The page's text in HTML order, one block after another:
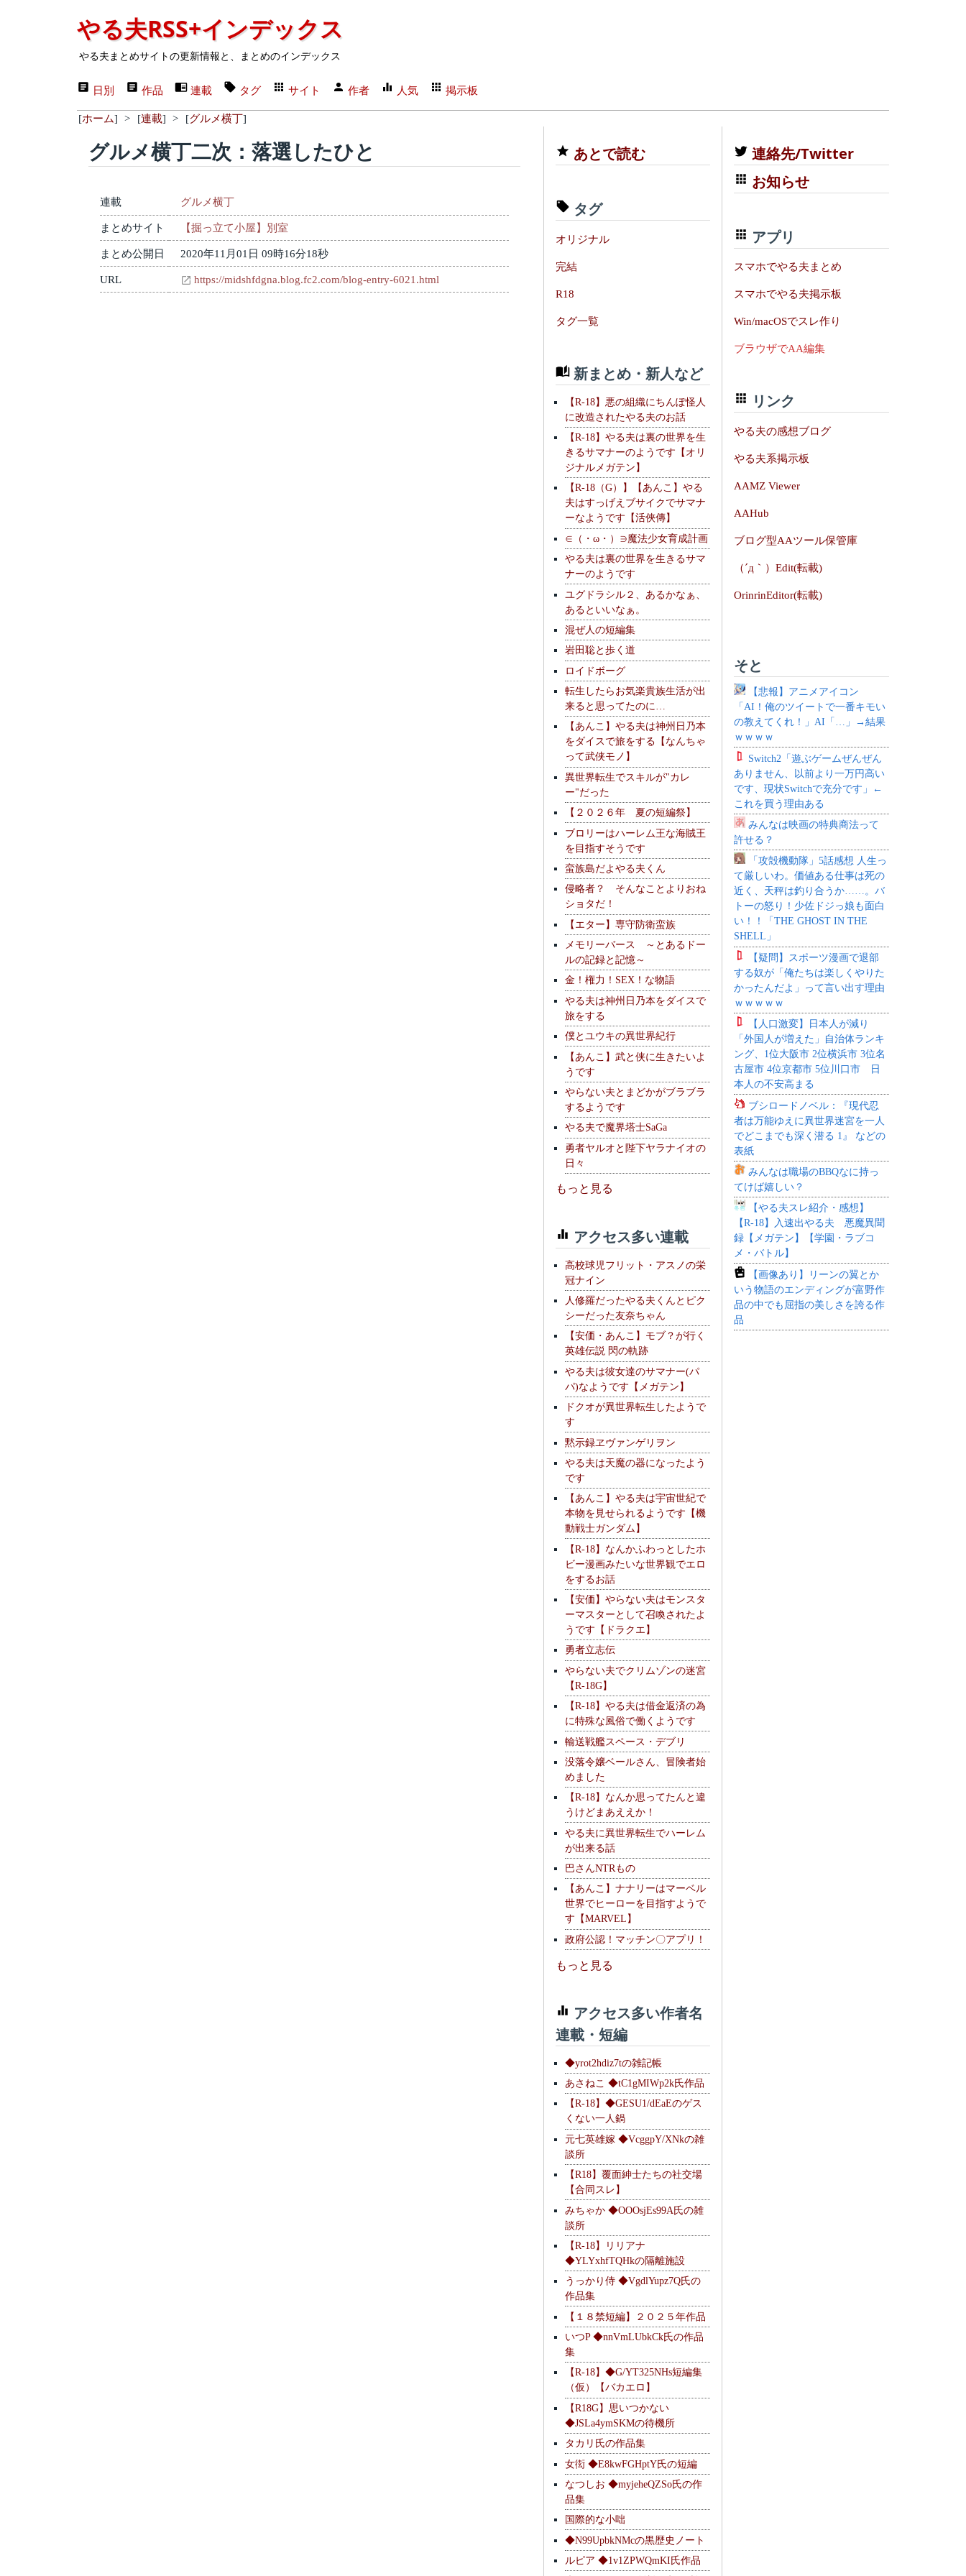
やる夫RSS+インデックス
やる夫まとめサイトの更新情報と、まとめのインデックス
日別 作品 連載 タグ サイト 作者 人気 掲示板
[ホーム] > [連載] > [グルメ横丁]
グルメ横丁二次：落選したひと
連載 グルメ横丁
まとめサイト 【掘っ立て小屋】別室
まとめ公開日 2020年11月01日 09時16分18秒
URL https://midshfdgna.blog.fc2.com/blog-entry-6021.html
あとで読む
タグ
オリジナル
完結
R18
タグ一覧
新まとめ・新人など
【R-18】悪の組織にちんぽ怪人
に改造されたやる夫のお話
【R-18】やる夫は裏の世界を生
きるサマナーのようです【オリ
ジナルメガテン】
【R-18（G）】【あんこ】やる
夫はすっげえブサイクでサマナ
ーなようです【活俠傳】
∈（・ω・）∋魔法少女育成計画
やる夫は裏の世界を生きるサマ
ナーのようです
ユグドラシル２、あるかなぁ、
あるといいなぁ。
混ぜ人の短編集
岩田聡と歩く道
ロイドボーグ
転生したらお気楽貴族生活が出
来ると思ってたのに…
【あんこ】やる夫は神州日乃本
をダイスで旅をする【なんちゃ
って武侠モノ】
異世界転生でスキルが"カレ
ー"だった
【２０２６年 夏の短編祭】
ブロリーはハーレム王な海賊王
を目指すそうです
蛮族島だよやる夫くん
侵略者？ そんなことよりおね
ショタだ！
【エター】専守防衛蛮族
メモリーバース ～とあるドー
ルの記録と記憶～
金！権力！SEX！な物語
やる夫は神州日乃本をダイスで
旅をする
僕とユウキの異世界紀行
【あんこ】武と侠に生きたいよ
うです
やらない夫とまどかがブラブラ
するようです
やる夫で魔界塔士SaGa
勇者ヤルオと陛下ヤラナイオの
日々
もっと見る
アクセス多い連載
高校球児フリット・アスノの栄
冠ナイン
人修羅だったやる夫くんとピク
シーだった友奈ちゃん
【安価・あんこ】モブ？が行く
英雄伝説 閃の軌跡
やる夫は彼女達のサマナー(パ
パ)なようです【メガテン】
ドクオが異世界転生したようで
す
黙示録ヱヴァンゲリヲン
やる夫は天魔の器になったよう
です
【あんこ】やる夫は宇宙世紀で
本物を見せられるようです【機
動戦士ガンダム】
【R-18】なんかふわっとしたホ
ビー漫画みたいな世界観でエロ
をするお話
【安価】やらない夫はモンスタ
ーマスターとして召喚されたよ
うです【ドラクエ】
勇者立志伝
やらない夫でクリムゾンの迷宮
【R-18G】
【R-18】やる夫は借金返済の為
に特殊な風俗で働くようです
輸送戦艦スペース・デブリ
没落令嬢ベールさん、冒険者始
めました
【R-18】なんか思ってたんと違
うけどまあええか！
やる夫に異世界転生でハーレム
が出来る話
巴さんNTRもの
【あんこ】ナナリーはマーベル
世界でヒーローを目指すようで
す【MARVEL】
政府公認！マッチン〇アプリ！
もっと見る
アクセス多い作者名
連載・短編
◆yrot2hdiz7tの雑記帳
あさねこ ◆tC1gMIWp2k氏作品
【R-18】◆GESU1/dEaEのゲス
くない一人鍋
元七英雄嫁 ◆VcggpY/XNkの雑
談所
【R18】覆面紳士たちの社交場
【合同スレ】
みちゃか ◆OOOsjEs99A氏の雑
談所
【R-18】リリアナ
◆YLYxhfTQHkの隔離施設
うっかり侍 ◆VgdlYupz7Q氏の
作品集
【１８禁短編】２０２５年作品
いつP ◆nnVmLUbkCk氏の作品
集
【R-18】◆G/YT325NHs短編集
（仮）【バカエロ】
【R18G】思いつかない
◆JSLa4ymSKMの待機所
タカリ氏の作品集
女衒 ◆E8kwFGHptY氏の短編
なつしお ◆myjeheQZSo氏の作
品集
国際的な小咄
◆N99UpbkNMcの黒歴史ノート
ルピア ◆1v1ZPWQmKI氏作品
連絡先/Twitter
お知らせ
アプリ
スマホでやる夫まとめ
スマホでやる夫掲示板
Win/macOSでスレ作り
ブラウザでAA編集
リンク
やる夫の感想ブログ
やる夫系掲示板
AAMZ Viewer
AAHub
ブログ型AAツール保管庫
（´д｀）Edit(転載)
OrinrinEditor(転載)
そと
【悲報】アニメアイコン
「AI！俺のツイートで一番キモい
の教えてくれ！」AI「…」→結果
ｗｗｗｗ
Switch2「遊ぶゲームぜんぜん
ありません、以前より一万円高い
です、現状Switchで充分です」←
これを買う理由ある
みんなは映画の特典商法って
許せる？
「攻殻機動隊」5話感想 人生っ
て厳しいわ。価値ある仕事は死の
近く、天秤は釣り合うか……。バ
トーの怒り！少佐ドジっ娘も面白
い！！「THE GHOST IN THE
SHELL」
【疑問】スポーツ漫画で退部
する奴が「俺たちは楽しくやりた
かったんだよ」って言い出す理由
ｗｗｗｗｗ
【人口激変】日本人が減り
「外国人が増えた」自治体ランキ
ング、1位大阪市 2位横浜市 3位名
古屋市 4位京都市 5位川口市 日
本人の不安高まる
ブシロードノベル：『現代忍
者は万能ゆえに異世界迷宮を一人
でどこまでも深く潜る 1』 などの
表紙
みんなは職場のBBQなに持っ
てけば嬉しい？
【やる夫スレ紹介・感想】
【R-18】入速出やる夫 悪魔異聞
録【メガテン】【学園・ラブコ
メ・バトル】
【画像あり】リーンの翼とか
いう物語のエンディングが富野作
品の中でも屈指の美しさを誇る作
品